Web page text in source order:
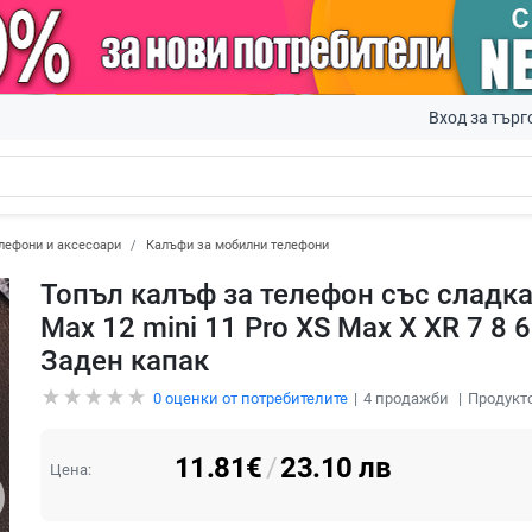
Вход за
и аксесоари Калъфи за мобилни телефони
Топъл калъф за телефон със
Max 12 mini 11 Pro XS Max X XR 7 8
Заден капак
0оценки от потребителите 4продажби
Цена: 11.81€/23.10 лв